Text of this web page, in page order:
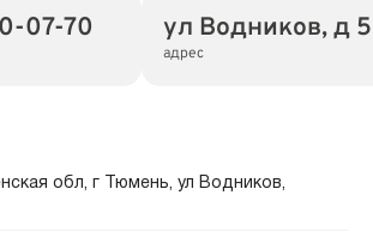
07-70 ул Водников, д 5
адрес
обл, г Тюмень, ул Водников,